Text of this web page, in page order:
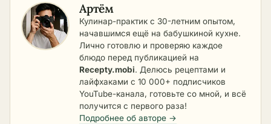
Артём
Кулинар-практик с 30-летним опытом,
начавшимся ещё на бабушкиной кухне.
Лично готовлю и проверяю каждое
блюдо перед публикацией на
Recepty.mobi. Делюсь рецептами и
лайфхаками с 10 000+ подписчиков
YouTube-канала, готовьте со мной, и всё
получится с первого раза!
Подробнее об авторе →